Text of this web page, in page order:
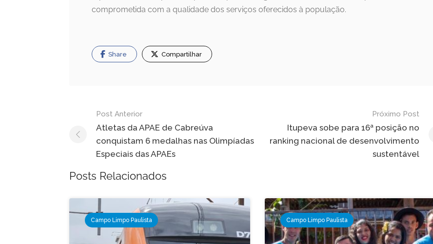
comprometida com a qualidade dos serviços oferecidos à população.
Share Compartilhar
Navegação
de
Post
Post Anterior
Atletas da APAE de Cabreúva
conquistam 6 medalhas nas Olimpíadas
Especiais das APAEs
Próximo Post
Itupeva sobe para 16ª posição no
ranking nacional de desenvolvimento
sustentável
Posts Relacionados
Campo Limpo Paulista Campo Limpo Paulista